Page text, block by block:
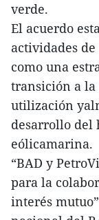
verde.
El acuerdo
actividades
como una
transición a la
utilización
desarrollo del
eólicamarina.
“BAD y
para la
interés